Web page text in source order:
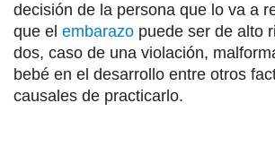
decisión de la persona que lo va a
que el embarazo puede ser de alto
dos, caso de una violación,
bebé en el desarrollo entre otros
causales de practicarlo.